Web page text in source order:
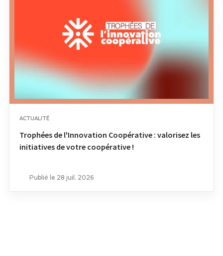
ACTUALITÉ
Trophées de l'Innovation Coopérative : valorisez les
initiatives de votre coopérative !
Publié le 28 juil. 2026